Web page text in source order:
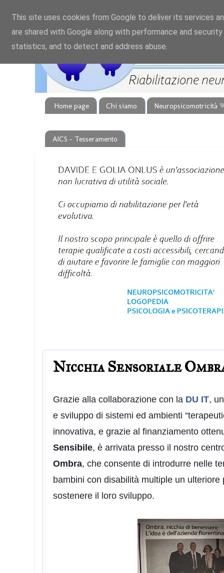
Home page Chi siamo Neuropsicomotricità
AICS - Tesseramento
Nicchia Sensoriale
Grazie alla collaborazione con la DU IT,
e sviluppo di sistemi ed ambienti
innovativa, e grazie al finanziamento
Sensibile, è arrivata presso il nostro
Ombra, che consente di introdurre nelle
bambini con disabilità multiple un
sostenere il loro sviluppo.
This site uses cookies from Google to deliver its services
are shared with Google along with performance and
statistics, and to detect and address abuse.